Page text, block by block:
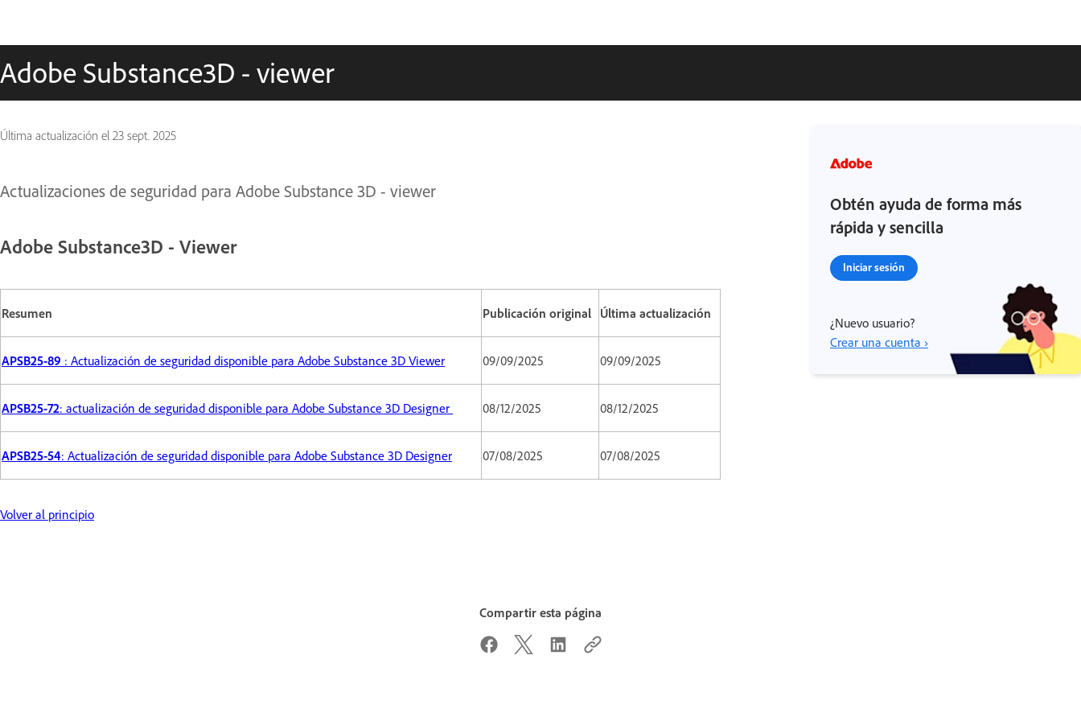
Adobe Substance3D - viewer
Última actualización el 23 sept. 2025
Actualizaciones de seguridad para Adobe Substance 3D - viewer
Adobe Substance3D - Viewer
Resumen Publicación original Última actualización
APSB25-89 : Actualización de seguridad disponible para Adobe Substance 3D Viewer 09/09/2025 09/09/2025
APSB25-72: actualización de seguridad disponible para Adobe Substance 3D Designer 08/12/2025 08/12/2025
APSB25-54: Actualización de seguridad disponible para Adobe Substance 3D Designer 07/08/2025 07/08/2025
Volver al principio
Obtén ayuda de forma más
rápida y sencilla
Iniciar sesión
¿Nuevo usuario?
Crear una cuenta ›
Compartir esta página